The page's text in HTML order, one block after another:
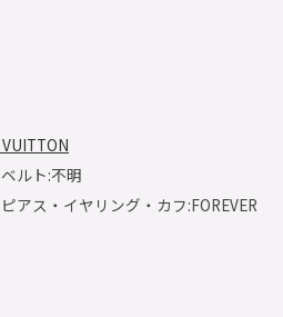
ルト:不明
アス・イヤリング・カフ:FOREVER